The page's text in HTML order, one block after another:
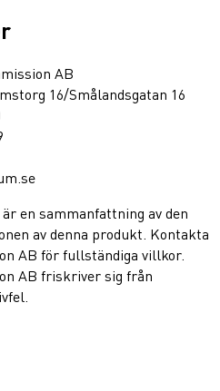
AB
16/Smålandsgatan 16
en sammanfattning av den
av denna produkt. Kontakta
AB för fullständiga villkor.
AB friskriver sig från